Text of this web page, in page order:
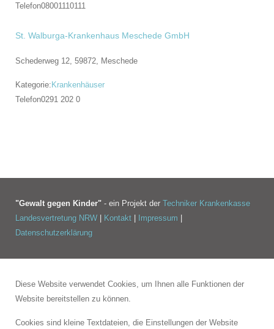
Telefon08001110111
St. Walburga-Krankenhaus Meschede GmbH
Schederweg 12, 59872, Meschede
Kategorie:Krankenhäuser
Telefon0291 202 0
"Gewalt gegen Kinder" - ein Projekt der Techniker Krankenkasse
Landesvertretung NRW | Kontakt | Impressum |
Datenschutzerklärung
Diese Website verwendet Cookies, um Ihnen alle Funktionen der
Website bereitstellen zu können.
Cookies sind kleine Textdateien, die Einstellungen der Website